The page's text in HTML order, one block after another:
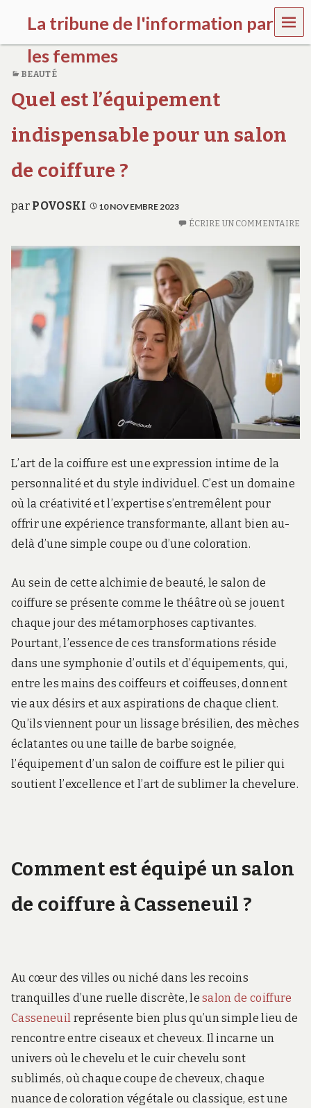
La tribune de l'information par
les femmes
a
t
i
u
n
w
n
s
f
MEN
U
BEAUTÉ
Quel est l’équipement
indispensable pour un salon
de coiffure ?
par POVOSKI 10 NOVEMBRE 2023
ÉCRIRE UN COMMENTAIRE
L’art de la coiffure est une expression intime de la
personnalité et du style individuel. C’est un domaine
où la créativité et l’expertise s’entremêlent pour
offrir une expérience transformante, allant bien au-
delà d’une simple coupe ou d’une coloration.
Au sein de cette alchimie de beauté, le salon de
coiffure se présente comme le théâtre où se jouent
chaque jour des métamorphoses captivantes.
Pourtant, l’essence de ces transformations réside
dans une symphonie d’outils et d’équipements, qui,
entre les mains des coiffeurs et coiffeuses, donnent
vie aux désirs et aux aspirations de chaque client.
Qu’ils viennent pour un lissage brésilien, des mèches
éclatantes ou une taille de barbe soignée,
l’équipement d’un salon de coiffure est le pilier qui
soutient l’excellence et l’art de sublimer la chevelure.
Comment est équipé un salon
de coiffure à Casseneuil ?
Au cœur des villes ou niché dans les recoins
tranquilles d’une ruelle discrète, lesalon de coiffure
Casseneuil représente bien plus qu’un simple lieu de
rencontre entre ciseaux et cheveux. Il incarne un
univers où le chevelu et le cuir chevelu sont
sublimés, où chaque coupe de cheveux, chaque
nuance de coloration végétale ou classique, est une